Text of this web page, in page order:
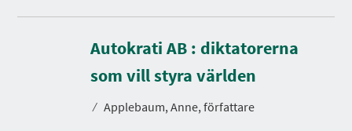
Autokrati AB : diktatorerna
som vill styra världen
⁄ Applebaum, Anne, författare
D
u
r
a
i